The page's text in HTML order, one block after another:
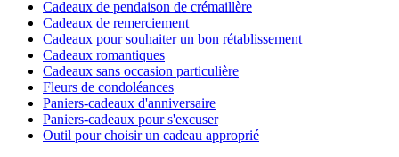
Cadeaux de pendaison de crémaillère
Cadeaux de remerciement
Cadeaux pour souhaiter un bon rétablissement
Cadeaux romantiques
Cadeaux sans occasion particulière
Fleurs de condoléances
Paniers-cadeaux d'anniversaire
Paniers-cadeaux pour s'excuser
Outil pour choisir un cadeau approprié